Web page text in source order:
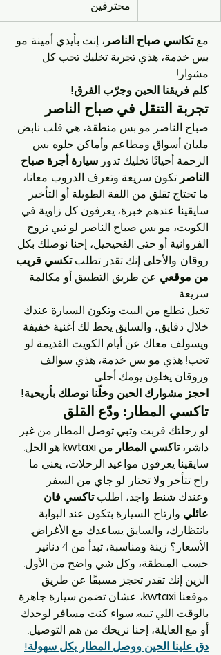
محترفين
مع تكاسي صباح الناصر، إنت بأيدي أمينة. مو
بس خدمة، هذي تجربة تخليك تحب كل
مشوار!
كلم فريقنا الحين وجرّب الفرق!
تجربة التنقل في صباح الناصر
صباح الناصر مو بس منطقة، هي قلب نابض
مليان أسواق ومطاعم وأماكن حلوه. بس
الزحمة أحيانًا تخليك تدور سيارة أجرة صباح
الناصر تكون سريعة وتعرف الدروب. معانا،
ما تحتاج تقلق من اللفة الطويلة أو التأخير.
سايقينا عندهم خبرة، يعرفون كل زاوية في
الكويت، مو بس صباح الناصر. لو تبي تروح
الفروانية أو حتى الفحيحيل، إحنا نوصلك بكل
روقان. والأحلى إنك تقدر تطلب تكسي قريب
من موقعي عن طريق التطبيق أو مكالمة
سريعة.
تخيل تطلع من البيت وتكون السيارة عندك
خلال دقايق، والسايق يحط لك أغنية خفيفة
ويسولف معاك عن أيام الكويت القديمة لو
تحب! هذي مو بس خدمة، هذي سوالف
وروقان يخلون يومك أحلى.
احجز مشوارك الحين وخلّنا نوصلك بأريحية!
تاكسي المطار: ودّع القلق
لو رحلتك قربت وتبي توصل المطار من غير
داشر، تاكسي المطار من kwtaxi هو الحل.
سايقينا يعرفون مواعيد الرحلات، يعني ما
راح تتأخر ولا تحتار. لو جاي من السفر
وعندك شنط واجد، اطلب تاكسي فان
عائلي وارتاح. السيارة بتكون عند البوابة
بانتظارك، والسايق يساعدك مع الأغراض.
الأسعار؟ زينة ومناسبة، تبدأ من 4 دنانير
حسب المنطقة، وكل شي واضح من الأول.
الزين إنك تقدر تحجز مسبقًا عن طريق
موقعنا kwtaxi، عشان تضمن سيارة جاهزة
بالوقت اللي تبيه. سواء كنت مسافر لوحدك
أو مع العايلة، إحنا نريحك من هم التوصيل.
دق علينا الحين ووصل المطار بكل سهولة!